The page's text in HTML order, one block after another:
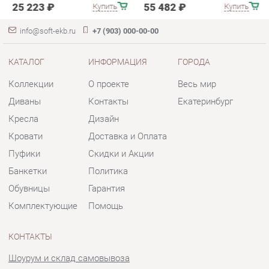
Диваны
Кресла
Кровати
Пуфики
Контакты
Дизайн
Доставка и Оплата
Скидки и Акции
Екатеринбург
КОНТАКТЫ
Шоурум и склад самовывоза
Базовый, 47
Телефон: +7 (903) 000-00-00
Отправить сообщение